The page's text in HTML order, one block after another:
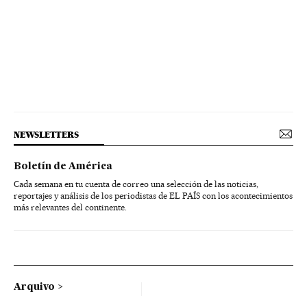
NEWSLETTERS
Boletín de América
Cada semana en tu cuenta de correo una selección de las noticias,
reportajes y análisis de los periodistas de EL PAÍS con los acontecimientos
más relevantes del continente.
Arquivo